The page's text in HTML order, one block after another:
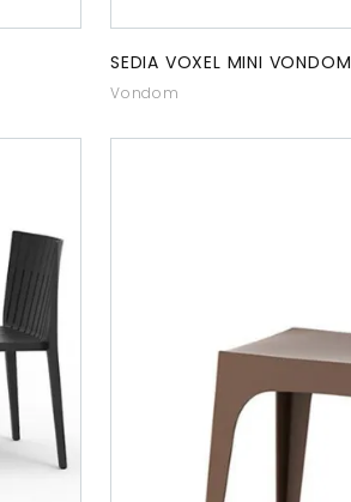
SEDIA VOXEL MINI VONDOM
Vondom